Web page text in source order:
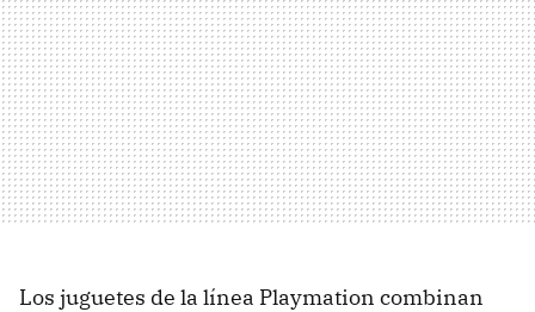
Los juguetes de la línea Playmation combinan